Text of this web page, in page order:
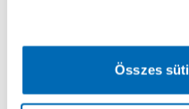
Összes